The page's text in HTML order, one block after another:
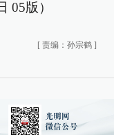
05版）
[ 责编：孙宗鹤 ]